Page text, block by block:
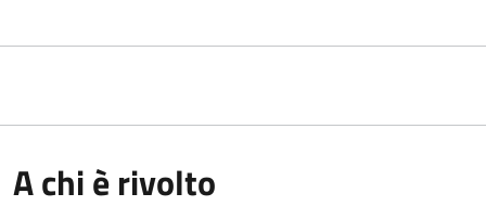
A chi è rivolto